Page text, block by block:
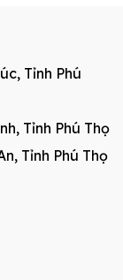
Tỉnh Phú
Tỉnh Phú Thọ
Tỉnh Phú Thọ